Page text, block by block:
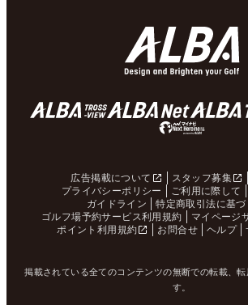
広告掲載について スタッフ募集
プライバシーポリシー
ご利用に際して
ガイドライン
特定商取引法に基
ゴルフ場予約サービス利用規約
マイページ
ポイント利用規約
お問合せ ヘルプ
掲載されている全てのコンテンツの無断での転載、
す。